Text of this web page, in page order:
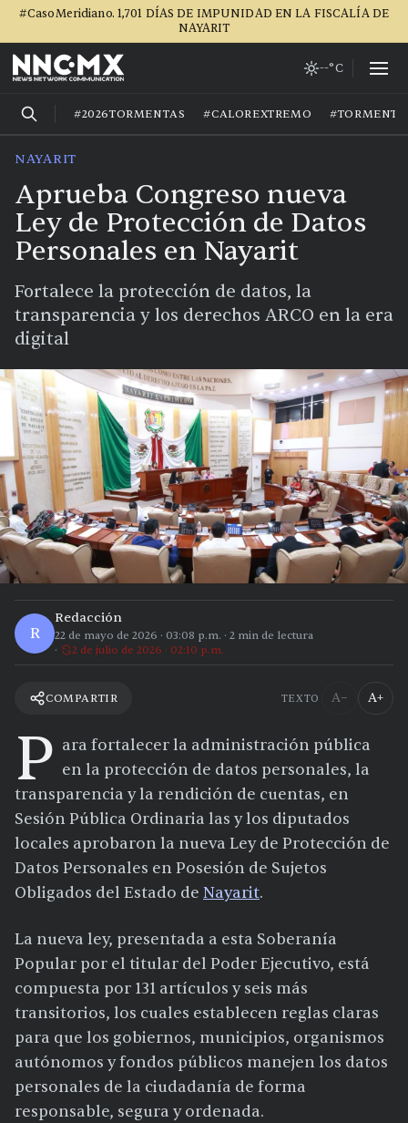
#CasoMeridiano. 1,701 DÍAS DE IMPUNIDAD EN LA FISCALÍA DE
NAYARIT
--°C
#2026TORMENTAS #CALOREXTREMO
NAYARIT
Aprueba Congreso nueva
Ley de Protección de Datos
Personales en Nayarit
Fortalece la protección de datos, la
transparencia y los derechos ARCO en la era
digital
R
Redacción
22 de mayo de 2026 · 03:08 p.m. · 2 min de lectura
2 de julio de 2026 · 02:10 p.m.
COMPARTIR TEXTO A− A+
P ara fortalecer la administración pública
en la protección de datos personales, la
transparencia y la rendición de cuentas, en
Sesión Pública Ordinaria las y los diputados
locales aprobaron la nueva Ley de Protección de
Datos Personales en Posesión de Sujetos
Obligados del Estado de Nayarit.
La nueva ley, presentada a esta Soberanía
Popular por el titular del Poder Ejecutivo, está
compuesta por 131 artículos y seis más
transitorios, los cuales establecen reglas claras
para que los gobiernos, municipios, organismos
autónomos y fondos públicos manejen los datos
personales de la ciudadanía de forma
responsable, segura y ordenada.